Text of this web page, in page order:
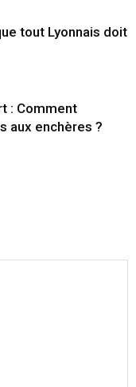
tout Lyonnais doit
: Comment
aux enchères ?